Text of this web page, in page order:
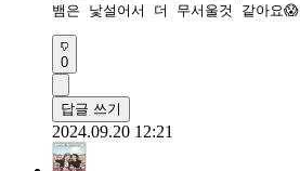
뱀은 낯설어서 더 무서울것 같아요😱
0
답글 쓰기
2024.09.20 12:21